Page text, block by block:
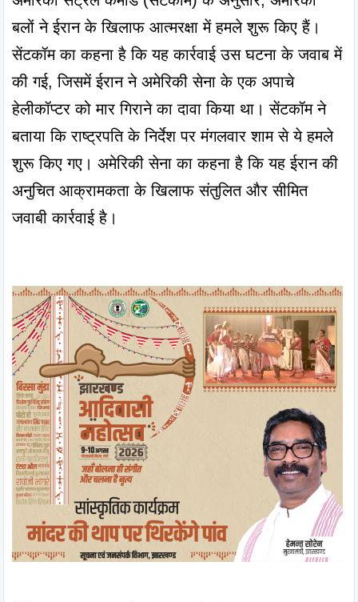
बलों ने ईरान के खिलाफ आत्मरक्षा में हमले शुरू किए हैं।
सेंटकॉम का कहना है कि यह कार्रवाई उस घटना के जवाब में
की गई, जिसमें ईरान ने अमेरिकी सेना के एक अपाचे
हेलीकॉप्टर को मार गिराने का दावा किया था। सेंटकॉम ने
बताया कि राष्ट्रपति के निर्देश पर मंगलवार शाम से ये हमले
शुरू किए गए। अमेरिकी सेना का कहना है कि यह ईरान की
अनुचित आक्रामकता के खिलाफ संतुलित और सीमित
जवाबी कार्रवाई है।